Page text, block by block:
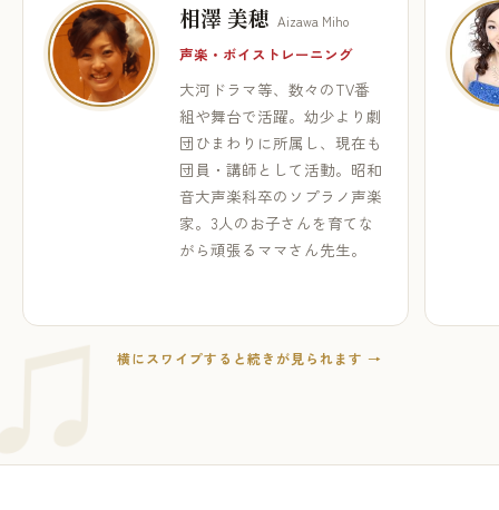
相澤 美穂 Aizawa Miho
声楽・ボイストレーニング
大河ドラマ等、数々のTV番
組や舞台で活躍。幼少より劇
団ひまわりに所属し、現在も
団員・講師として活動。昭和
音大声楽科卒のソプラノ声楽
家。3人のお子さんを育てな
がら頑張るママさん先生。
横にスワイプすると続きが見られます →